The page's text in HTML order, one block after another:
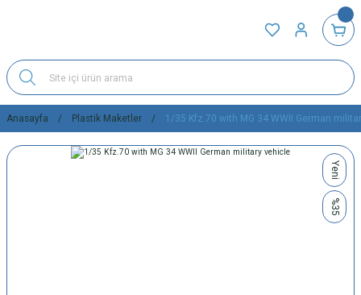
Anasayfa Plastik Maketler 1/35 Kfz.70 with MG 34 WWII German
Yeni
%35